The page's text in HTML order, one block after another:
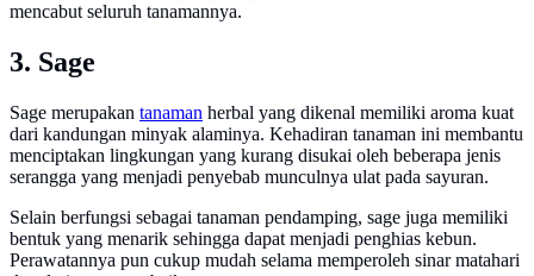
mencabut seluruh tanamannya.
3. Sage
Sage merupakan tanaman herbal yang dikenal memiliki aroma kuat
dari kandungan minyak alaminya. Kehadiran tanaman ini membantu
menciptakan lingkungan yang kurang disukai oleh beberapa jenis
serangga yang menjadi penyebab munculnya ulat pada sayuran.
Selain berfungsi sebagai tanaman pendamping, sage juga memiliki
bentuk yang menarik sehingga dapat menjadi penghias kebun.
Perawatannya pun cukup mudah selama memperoleh sinar matahari